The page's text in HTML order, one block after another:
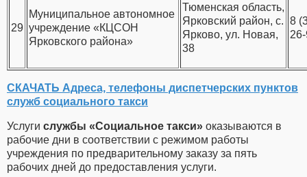
29
Муниципальное автономное
учреждение «КЦСОН
Ярковского района»
Тюменская область,
Ярковский район, с.
Ярково, ул. Новая,
38
8
СКАЧАТЬ Адреса, телефоны диспетчерских пунктов
служб социального такси
Услуги службы «Социальное такси» оказываются в
рабочие дни в соответствии с режимом работы
учреждения по предварительному заказу за пять
рабочих дней до предоставления услуги.